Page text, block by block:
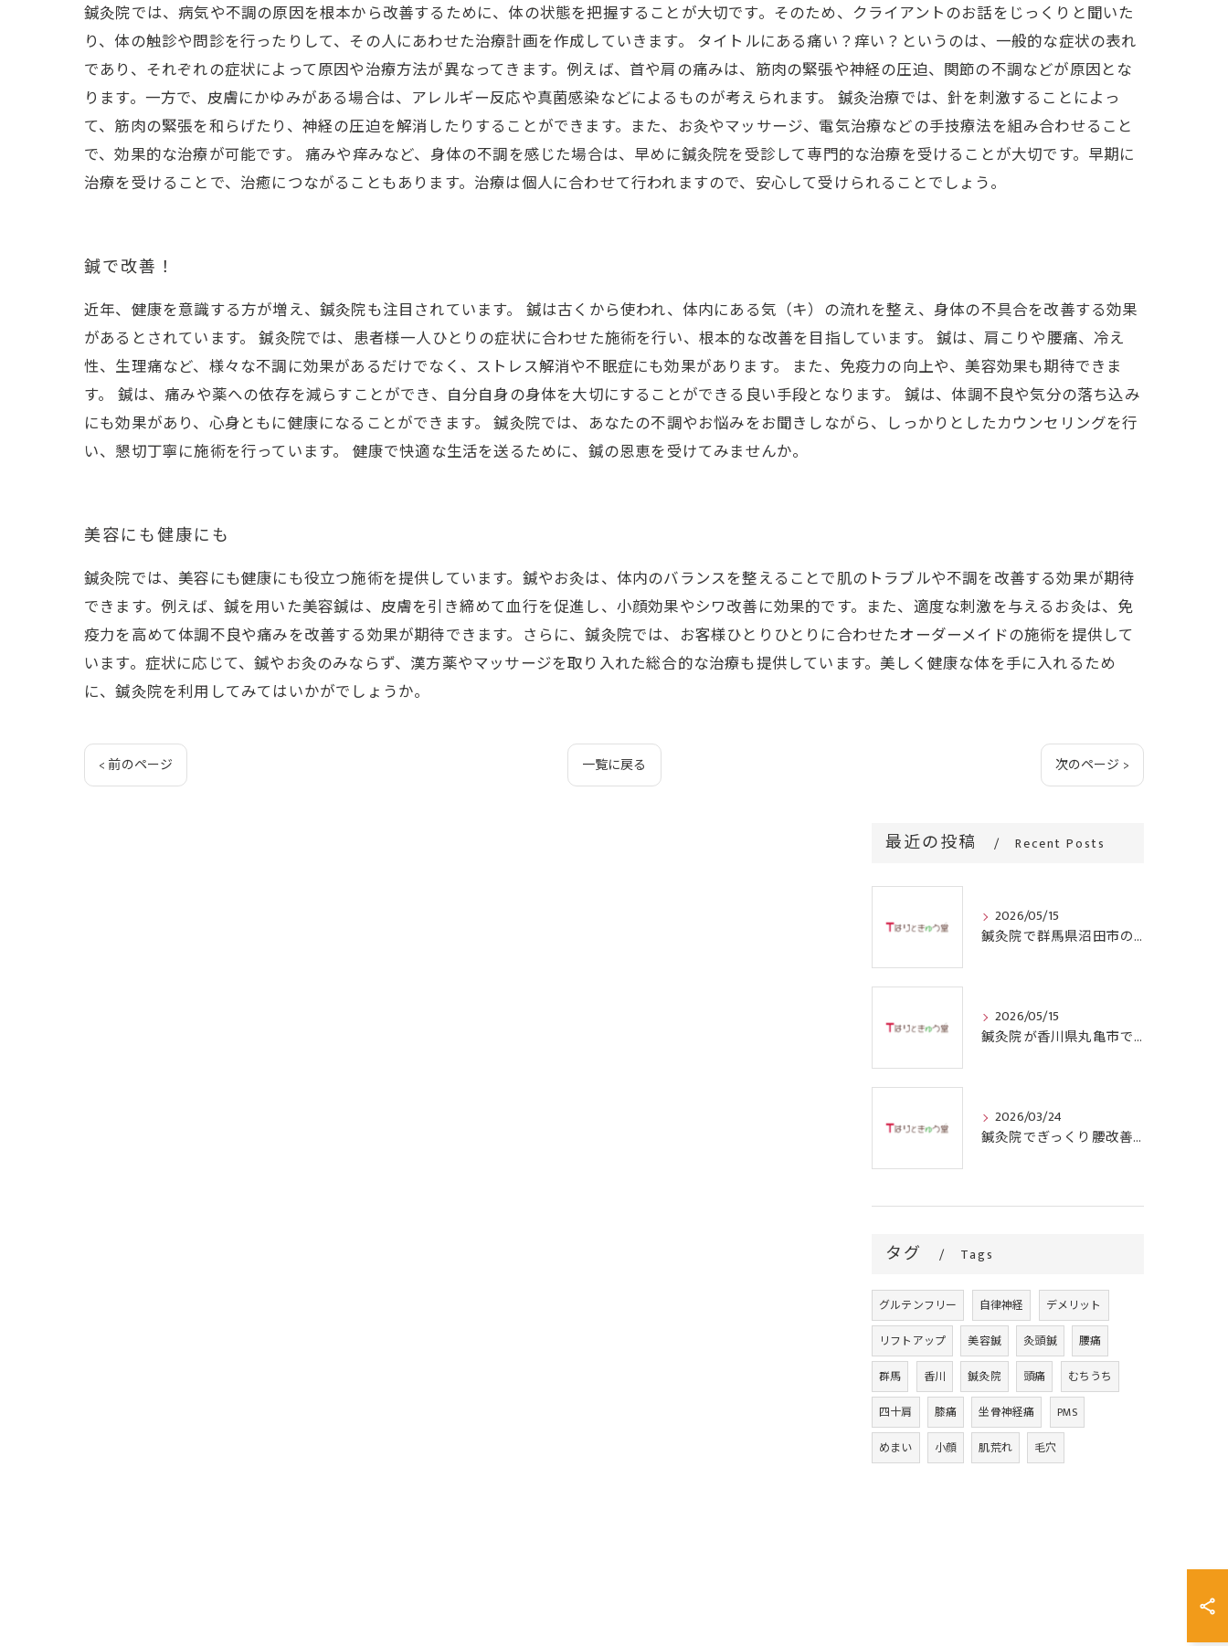
鍼灸院では、病気や不調の原因を根本から改善するために、体の状態を把握することが大切です。そのため、クライアントのお話をじっくりと聞いた
り、体の触診や問診を行ったりして、その人にあわせた治療計画を作成していきます。 タイトルにある痛い？痒い？というのは、一般的な症状の表れ
であり、それぞれの症状によって原因や治療方法が異なってきます。例えば、首や肩の痛みは、筋肉の緊張や神経の圧迫、関節の不調などが原因とな
ります。一方で、皮膚にかゆみがある場合は、アレルギー反応や真菌感染などによるものが考えられます。 鍼灸治療では、針を刺激することによっ
て、筋肉の緊張を和らげたり、神経の圧迫を解消したりすることができます。また、お灸やマッサージ、電気治療などの手技療法を組み合わせること
で、効果的な治療が可能です。 痛みや痒みなど、身体の不調を感じた場合は、早めに鍼灸院を受診して専門的な治療を受けることが大切です。早期に
治療を受けることで、治癒につながることもあります。治療は個人に合わせて行われますので、安心して受けられることでしょう。
鍼で改善！
近年、健康を意識する方が増え、鍼灸院も注目されています。 鍼は古くから使われ、体内にある気（キ）の流れを整え、身体の不具合を改善する効果
があるとされています。 鍼灸院では、患者様一人ひとりの症状に合わせた施術を行い、根本的な改善を目指しています。 鍼は、肩こりや腰痛、冷え
性、生理痛など、様々な不調に効果があるだけでなく、ストレス解消や不眠症にも効果があります。 また、免疫力の向上や、美容効果も期待できま
す。 鍼は、痛みや薬への依存を減らすことができ、自分自身の身体を大切にすることができる良い手段となります。 鍼は、体調不良や気分の落ち込み
にも効果があり、心身ともに健康になることができます。 鍼灸院では、あなたの不調やお悩みをお聞きしながら、しっかりとしたカウンセリングを行
い、懇切丁寧に施術を行っています。 健康で快適な生活を送るために、鍼の恩恵を受けてみませんか。
美容にも健康にも
鍼灸院では、美容にも健康にも役立つ施術を提供しています。鍼やお灸は、体内のバランスを整えることで肌のトラブルや不調を改善する効果が期待
できます。例えば、鍼を用いた美容鍼は、皮膚を引き締めて血行を促進し、小顔効果やシワ改善に効果的です。また、適度な刺激を与えるお灸は、免
疫力を高めて体調不良や痛みを改善する効果が期待できます。さらに、鍼灸院では、お客様ひとりひとりに合わせたオーダーメイドの施術を提供して
います。症状に応じて、鍼やお灸のみならず、漢方薬やマッサージを取り入れた総合的な治療も提供しています。美しく健康な体を手に入れるため
に、鍼灸院を利用してみてはいかがでしょうか。
< 前のページ 一覧に戻る 次のページ >
最近の投稿 Recent Posts
2026/05/15
鍼灸院で群馬県沼田市の四十肩を根本から改善するための施術と通院回数のリアルガイド
2026/05/15
鍼灸院が香川県丸亀市で四十肩に効果的な理由と選ぶ際のポイント
2026/03/24
鍼灸院でぎっくり腰改善を目指す群馬県沼田市の信頼できる選択肢とは
タグ Tags
グルテンフリー 自律神経
デメリット
リフトアップ
美容鍼 灸頭鍼
腰痛
群馬
香川 鍼灸院 頭痛
むちうち
四十肩
膝痛 坐骨神経痛
PMS
めまい
小顔 肌荒れ 毛穴